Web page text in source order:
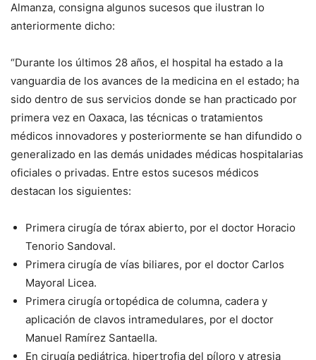
Almanza, consigna algunos sucesos que ilustran lo
anteriormente dicho:
“Durante los últimos 28 años, el hospital ha estado a la
vanguardia de los avances de la medicina en el estado; ha
sido dentro de sus servicios donde se han practicado por
primera vez en Oaxaca, las técnicas o tratamientos
médicos innovadores y posteriormente se han difundido o
generalizado en las demás unidades médicas hospitalarias
oficiales o privadas. Entre estos sucesos médicos
destacan los siguientes:
Primera cirugía de tórax abierto, por el doctor Horacio
Tenorio Sandoval.
Primera cirugía de vías biliares, por el doctor Carlos
Mayoral Licea.
Primera cirugía ortopédica de columna, cadera y
aplicación de clavos intramedulares, por el doctor
Manuel Ramírez Santaella.
En cirugía pediátrica, hipertrofia del píloro y atresia